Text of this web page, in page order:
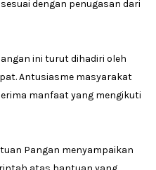
dengan penugasan dari
ini turut dihadiri oleh
Antusiasme masyarakat
manfaat yang mengikuti
Pangan menyampaikan